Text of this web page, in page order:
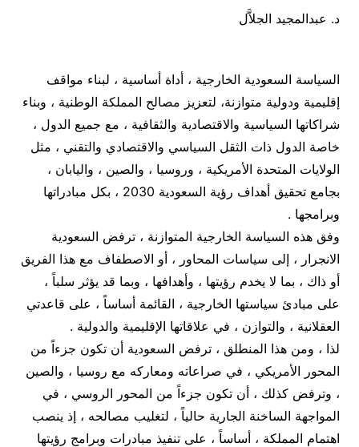
د. عبدالمجيد الجلاَّل
السياسة السعودية الخارجية ، أداة أساسية ، لبناء مواقف
إقليمية ودولية متوازنة، لتعزيز مصالح المملكة الوطنية ، وبناء
شراكاتها السياسية والاقتصادية والثقافية ، مع جميع الدول ،
خاصة الدول ذات الثقل السياسي والاقتصادي والتقني ، مثل
الولايات المتحدة الأمريكية ، وروسيا ، والصين ، واليابان ،
بجامع تحقيق أهداف رؤية السعودية 2030 ، بكل مبادراتها
وبرامجها .
وفق هذه السياسة الخارجية المتوازنة ، ترفض السعودية
الانجرار ، إلى سياسات المحاور ، أو الاصطفاف مع هذا الفريق
أو ذاك ، بما لا يخدم رؤيتها ، وأهدافها ، وبما قد يؤثر سلباً ،
على مبادئ سياستها الخارجية ، القائمة أساساً ، على قاعدتي
العقلانية ، والتوازن ، في علاقاتها الإقليمية والدولية .
لذا ، ومن هذا المنطلق ، ترفض السعودية أن تكون جزءاً من
المحور الأمريكي ، في صراعاته ومعاركه مع روسيا ، والصين
، وترفض كذلك ، أن تكون جزءاً من المحور الروسي ، في
المواجهة الساخنة الجارية حالياً ، لتغليب مصالحه ، إذ ينصب
اهتمام المملكة ، أساساً ، على تنفيذ مبادرات وبرامج رؤيتها